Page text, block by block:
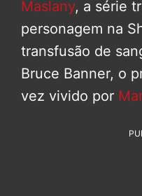
Maslany, a série
personagem na
transfusão de
Bruce Banner, o
vez vivido por